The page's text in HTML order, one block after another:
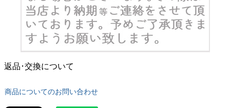
返品･交換について
商品についてのお問い合わせ